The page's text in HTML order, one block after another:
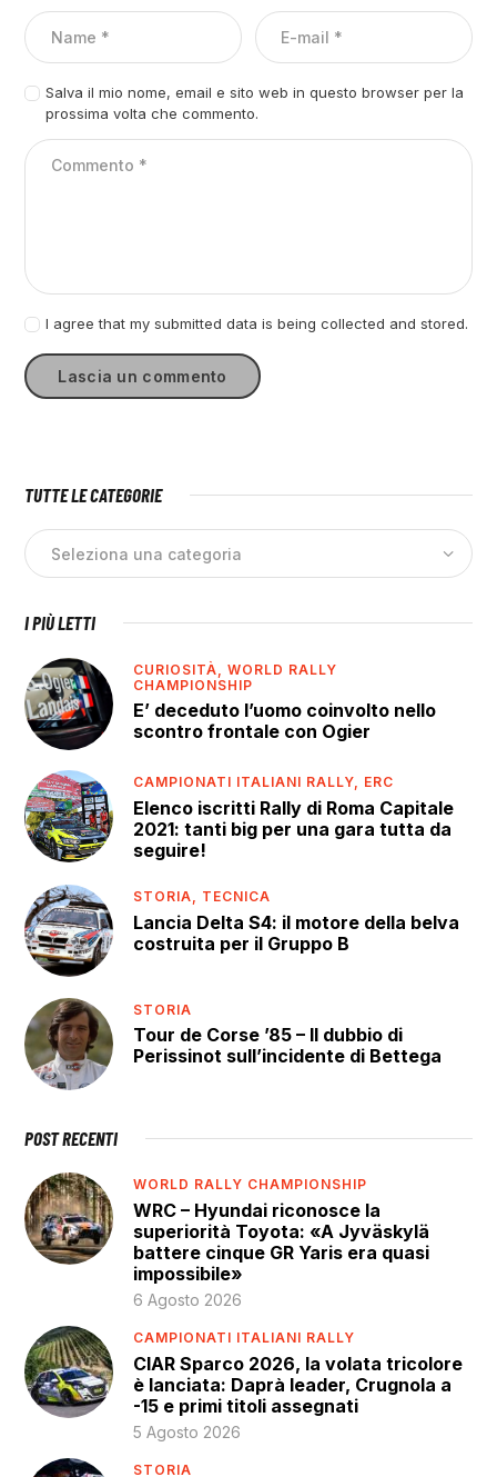
Salva il mio nome, email e sito web in questo browser per la
prossima volta che commento.
I agree that my submitted data is being collected and stored.
TUTTE LE CATEGORIE
I PIÙ LETTI
CURIOSITÀ,WORLD RALLY
CHAMPIONSHIP
E’ deceduto l’uomo coinvolto nello
scontro frontale con Ogier
CAMPIONATI ITALIANI RALLY, ERC
Elenco iscritti Rally di Roma Capitale
2021: tanti big per una gara tutta da
seguire!
STORIA, TECNICA
Lancia Delta S4: il motore della belva
costruita per il Gruppo B
STORIA
Tour de Corse ’85 – Il dubbio di
Perissinot sull’incidente di Bettega
POST RECENTI
WORLD RALLY CHAMPIONSHIP
WRC – Hyundai riconosce la
superiorità Toyota: «A Jyväskylä
battere cinque GR Yaris era quasi
impossibile»
6 Agosto 2026
CAMPIONATI ITALIANI RALLY
CIAR Sparco 2026, la volata tricolore
è lanciata: Daprà leader, Crugnola a
-15 e primi titoli assegnati
5 Agosto 2026
STORIA